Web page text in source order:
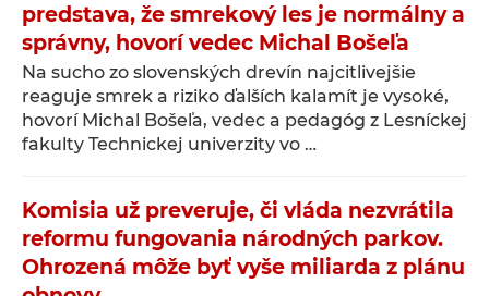
predstava, že smrekový les je normálny a
správny, hovorí vedec Michal Bošeľa
Na sucho zo slovenských drevín najcitlivejšie
reaguje smrek a riziko ďalších kalamít je vysoké,
hovorí Michal Bošeľa, vedec a pedagóg z Lesníckej
fakulty Technickej univerzity vo …
Komisia už preveruje, či vláda nezvrátila
reformu fungovania národných parkov.
Ohrozená môže byť vyše miliarda z plánu